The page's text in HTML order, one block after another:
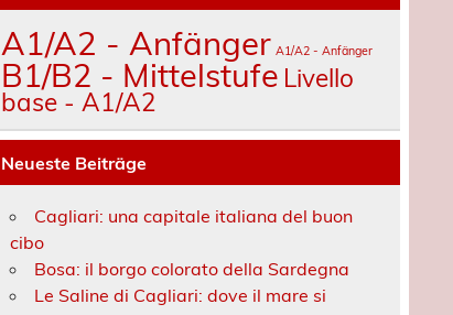
A1/A2 - Anfänger A1/A2 - Anfänger
B1/B2 - Mittelstufe Livello
base - A1/A2
Neueste Beiträge
Cagliari: una capitale italiana del buon
cibo
Bosa: il borgo colorato della Sardegna
Le Saline di Cagliari: dove il mare si